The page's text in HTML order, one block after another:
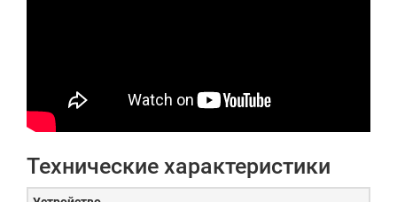
Технические характеристики